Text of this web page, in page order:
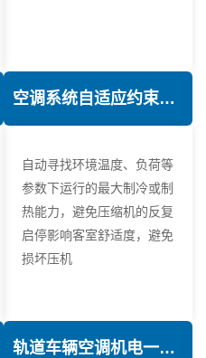
空调系统自适应约束控制技术
自动寻找环境温度、负荷等
参数下运行的最大制冷或制
热能力，避免压缩机的反复
启停影响客室舒适度，避免
损坏压机
轨道车辆空调机电一体化技术